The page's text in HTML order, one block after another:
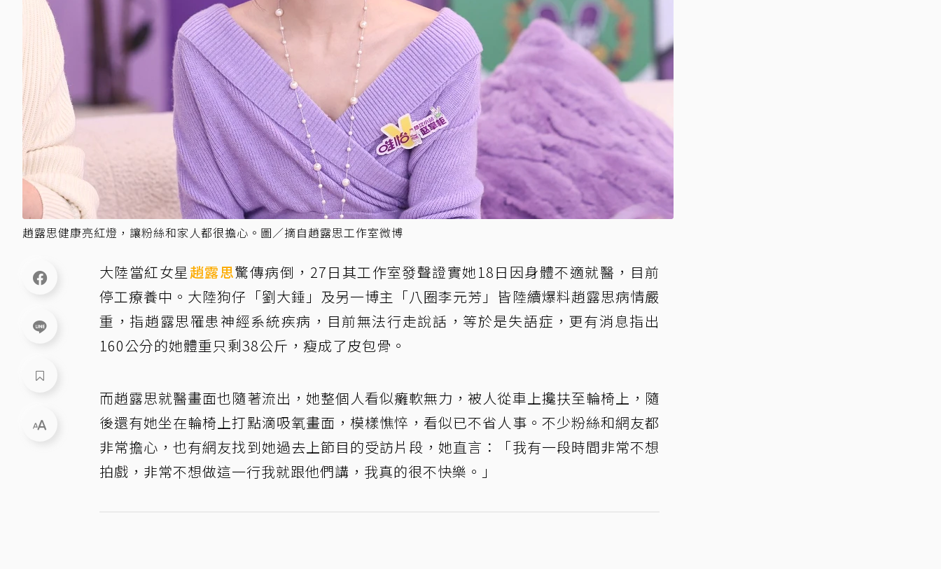
趙露思健康亮紅燈，讓粉絲和家人都很擔心。圖／摘自趙露思工作室微博
大陸當紅女星 趙露思驚傳病倒，27日其工作室發聲證實她18日因身體不適就醫，目前
停工療養中。大陸狗仔「劉大錘」及另一博主「八圈李元芳」皆陸續爆料趙露思病情嚴
重，指趙露思罹患神經系統疾病，目前無法行走說話，等於是失語症，更有消息指出
160公分的她體重只剩38公斤，瘦成了皮包骨。
而趙露思就醫畫面也隨著流出，她整個人看似癱軟無力，被人從車上攙扶至輪椅上，隨
後還有她坐在輪椅上打點滴吸氧畫面，模樣憔悴，看似已不省人事。不少粉絲和網友都
非常擔心，也有網友找到她過去上節目的受訪片段，她直言：「我有一段時間非常不想
拍戲，非常不想做這一行我就跟他們講，我真的很不快樂。」